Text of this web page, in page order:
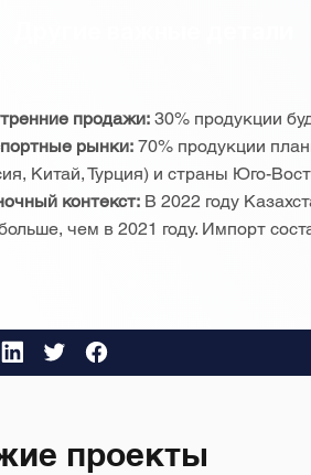
продажи: 30% продукции
рынки: 70% продукции
Китай, Турция) и страны Юго-
контекст: В 2022 году
чем в 2021 году. Импорт
проекты